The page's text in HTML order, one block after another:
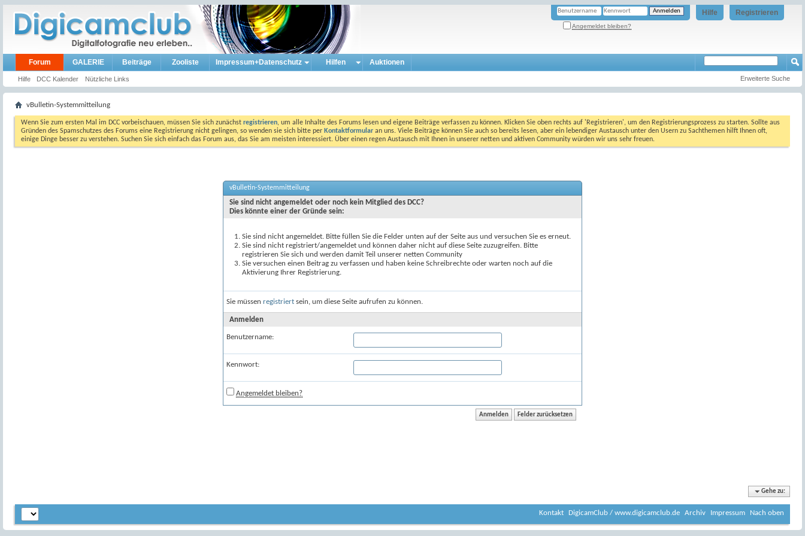
Registrieren
Hilfe
Angemeldet bleiben?
Forum
Hilfe DCC Kalender Nützliche Links
GALERIE Beiträge Zooliste Impressum+Datenschutz Hilfen Auktionen
Erweiterte Suche
vBulletin-Systemmitteilung
Wenn Sie zum ersten Mal im DCC vorbeischauen, müssen Sie sich zunächst registrieren, um alle Inhalte des Forums lesen und eigene Beiträge verfassen zu können. Klicken Sie oben rechts auf 'Registrieren', um den Registrierungsprozess zu starten. Sollte aus
Gründen des Spamschutzes des Forums eine Registrierung nicht gelingen, so wenden sie sich bitte per Kontaktformular an uns. Viele Beiträge können Sie auch so bereits lesen, aber ein lebendiger Austausch unter den Usern zu Sachthemen hilft Ihnen oft,
einige Dinge besser zu verstehen. Suchen Sie sich einfach das Forum aus, das Sie am meisten interessiert. Über einen regen Austausch mit Ihnen in unserer netten und aktiven Community würden wir uns sehr freuen.
vBulletin-Systemmitteilung
Sie sind nicht angemeldet oder noch kein Mitglied des DCC?
Dies könnte einer der Gründe sein:
Sie sind nicht angemeldet. Bitte füllen Sie die Felder unten auf der Seite aus und versuchen Sie es erneut.
Sie sind nicht registriert/angemeldet und können daher nicht auf diese Seite zuzugreifen. Bitte
registrieren Sie sich und werden damit Teil unserer netten Community
Sie versuchen einen Beitrag zu verfassen und haben keine Schreibrechte oder warten noch auf die
Aktivierung Ihrer Registrierung.
Sie müssen registriert sein, um diese Seite aufrufen zu können.
Anmelden
Benutzername:
Kennwort:
Angemeldet bleiben?
Gehe zu:
Kontakt DigicamClub / www.digicamclub.de Archiv Impressum Nach oben